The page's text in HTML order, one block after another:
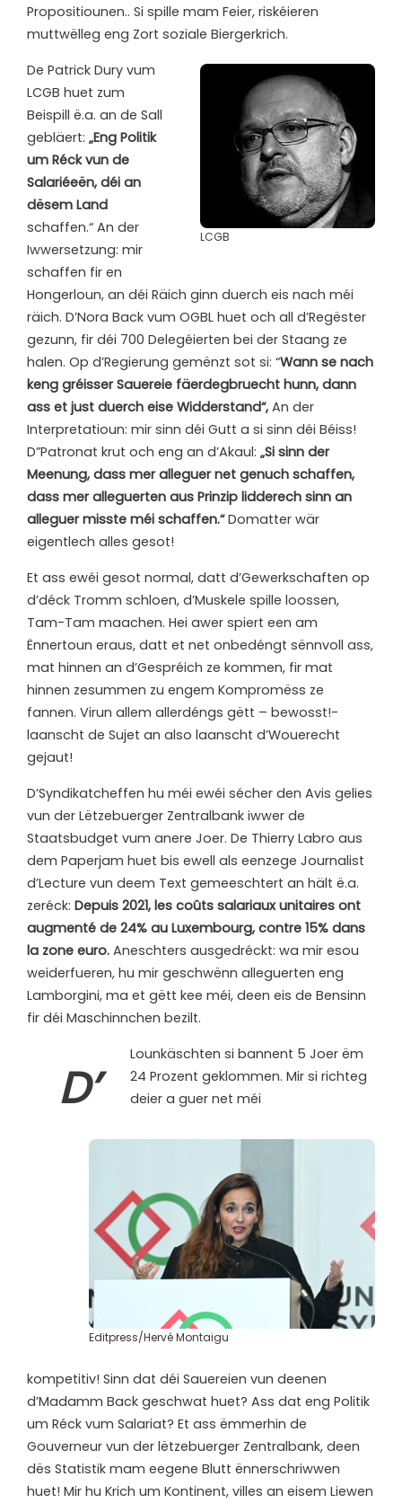
Propositiounen.. Si spille mam Feier, riskéieren
muttwëlleg eng Zort soziale Biergerkrich.
LCGB
De Patrick Dury vum
LCGB huet zum
Beispill ë.a. an de Sall
gebläert: „Eng Politik
um Réck vun de
Salariéeën, déi an
dësem Land
schaffen.“ An der
Iwwersetzung: mir
schaffen fir en
Hongerloun, an déi Räich ginn duerch eis nach méi
räich. D’Nora Back vum OGBL huet och all d’Regëster
gezunn, fir déi 700 Delegéierten bei der Staang ze
halen. Op d’Regierung gemënzt sot si: “Wann se nach
keng gréisser Sauereie fäerdegbruecht hunn, dann
ass et just duerch eise Widderstand“, An der
Interpretatioun: mir sinn déi Gutt a si sinn déi Béiss!
D”Patronat krut och eng an d’Akaul: „Si sinn der
Meenung, dass mer alleguer net genuch schaffen,
dass mer alleguerten aus Prinzip lidderech sinn an
alleguer misste méi schaffen.“Domatter wär
eigentlech alles gesot!
Et ass ewéi gesot normal, datt d’Gewerkschaften op
d’déck Tromm schloen, d’Muskele spille loossen,
Tam-Tam maachen. Hei awer spiert een am
Ënnertoun eraus, datt et net onbedéngt sënnvoll ass,
mat hinnen an d’Gespréich ze kommen, fir mat
hinnen zesummen zu engem Kompromëss ze
fannen. Virun allem allerdéngs gëtt – bewosst!-
laanscht de Sujet an also laanscht d’Wouerecht
gejaut!
D’Syndikatcheffen hu méi ewéi sécher den Avis gelies
vun der Lëtzebuerger Zentralbank iwwer de
Staatsbudget vum anere Joer. De Thierry Labro aus
dem Paperjam huet bis ewell als eenzege Journalist
d’Lecture vun deem Text gemeeschtert an hält ë.a.
zeréck: Depuis 2021, les coûts salariaux unitaires ont
augmenté de 24% au Luxembourg, contre 15% dans
la zone euro. Aneschters ausgedréckt: wa mir esou
weiderfueren, hu mir geschwënn alleguerten eng
Lamborgini, ma et gëtt kee méi, deen eis de Bensinn
fir déi Maschinnchen bezilt.
D’
Lounkäschten si bannent 5 Joer ëm
24 Prozent geklommen. Mir si richteg
deier a guer net méi
Editpress/Hervé Montaigu
kompetitiv! Sinn dat déi Sauereien vun deenen
d’Madamm Back geschwat huet? Ass dat eng Politik
um Réck vum Salariat? Et ass ëmmerhin de
Gouverneur vun der lëtzebuerger Zentralbank, deen
dës Statistik mam eegene Blutt ënnerschriwwen
huet! Mir hu Krich um Kontinent, villes an eisem Liewen